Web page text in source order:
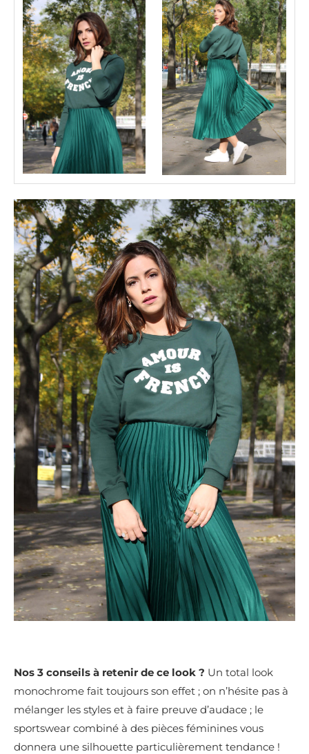
Nos 3 conseils à retenir de ce look ? Un total look
monochrome fait toujours son effet ; on n’hésite pas à
mélanger les styles et à faire preuve d’audace ; le
sportswear combiné à des pièces féminines vous
donnera une silhouette particulièrement tendance !